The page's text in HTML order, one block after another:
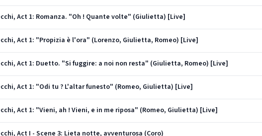
Act 1: Romanza. "Oh ! Quante volte" (Giulietta) [Live]
Act 1: "Propizia è l'ora" (Lorenzo, Giulietta, Romeo) [Live]
Act 1: Duetto. "Si fuggire: a noi non resta" (Giulietta, Romeo) [Live]
Act 1: "Odi tu ? L'altar funesto" (Romeo, Giulietta) [Live]
Act 1: "Vieni, ah ! Vieni, e in me riposa" (Romeo, Giulietta) [Live]
Act I - Scene 3: Lieta notte, avventurosa (Coro)